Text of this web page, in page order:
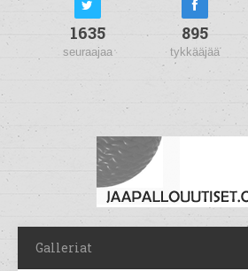
1635
seuraajaa
895
tykkääjää
Galleriat